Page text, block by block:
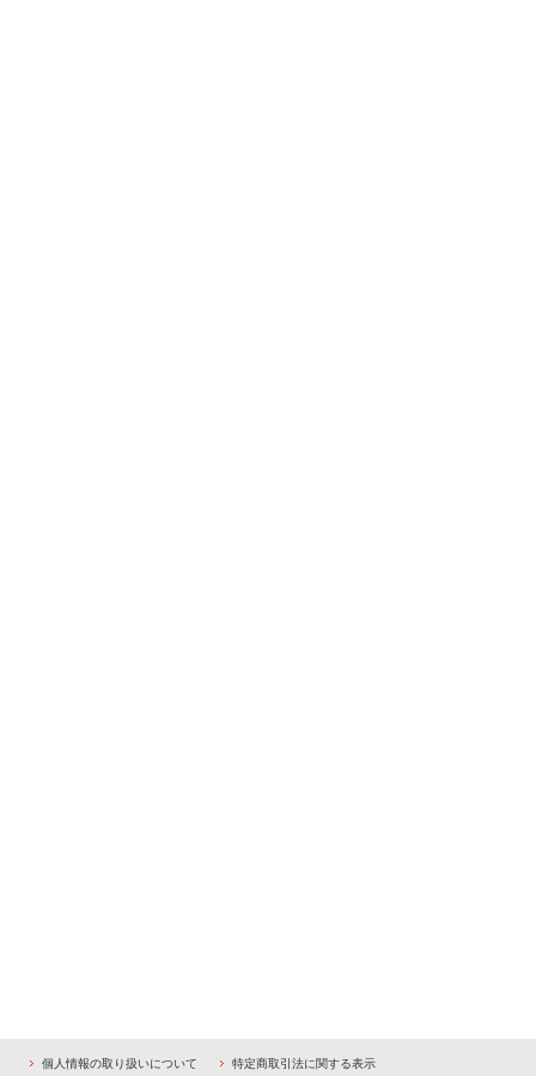
個人情報の取り扱いについて 特定商取引法に関する表示